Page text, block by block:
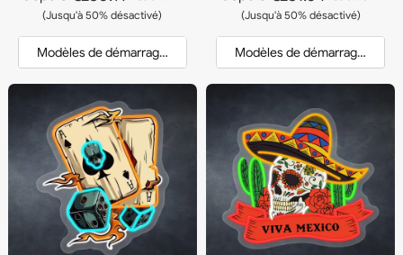
(Jusqu'à 50% désactivé)
Modèles de démarrage et devis
(Jusqu'à 50% désactivé)
Modèles de démarrage et